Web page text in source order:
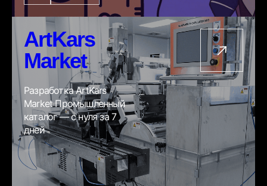
ArtKars
Market
Разработка ArtKars
Market Промышленный
каталог — с нуля за 7
дней